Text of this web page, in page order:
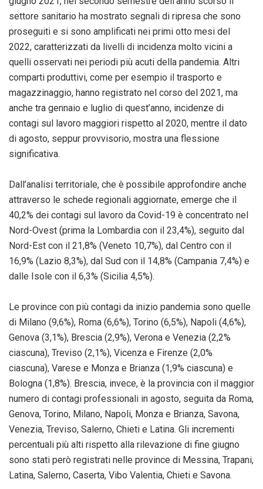
settore sanitario ha mostrato segnali di ripresa che sono
proseguiti e si sono amplificati nei primi otto mesi del
2022, caratterizzati da livelli di incidenza molto vicini a
quelli osservati nei periodi più acuti della pandemia. Altri
comparti produttivi, come per esempio il trasporto e
magazzinaggio, hanno registrato nel corso del 2021, ma
anche tra gennaio e luglio di quest’anno, incidenze di
contagi sul lavoro maggiori rispetto al 2020, mentre il dato
di agosto, seppur provvisorio, mostra una flessione
significativa.
Dall’analisi territoriale, che è possibile approfondire anche
attraverso le schede regionali aggiornate, emerge che il
40,2% dei contagi sul lavoro da Covid-19 è concentrato nel
Nord-Ovest (prima la Lombardia con il 23,4%), seguito dal
Nord-Est con il 21,8% (Veneto 10,7%), dal Centro con il
16,9% (Lazio 8,3%), dal Sud con il 14,8% (Campania 7,4%) e
dalle Isole con il 6,3% (Sicilia 4,5%).
Le province con più contagi da inizio pandemia sono quelle
di Milano (9,6%), Roma (6,6%), Torino (6,5%), Napoli (4,6%),
Genova (3,1%), Brescia (2,9%), Verona e Venezia (2,2%
ciascuna), Treviso (2,1%), Vicenza e Firenze (2,0%
ciascuna), Varese e Monza e Brianza (1,9% ciascuna) e
Bologna (1,8%). Brescia, invece, è la provincia con il maggior
numero di contagi professionali in agosto, seguita da Roma,
Genova, Torino, Milano, Napoli, Monza e Brianza, Savona,
Venezia, Treviso, Salerno, Chieti e Latina. Gli incrementi
percentuali più alti rispetto alla rilevazione di fine giugno
sono stati però registrati nelle province di Messina, Trapani,
Latina, Salerno, Caserta, Vibo Valentia, Chieti e Savona.